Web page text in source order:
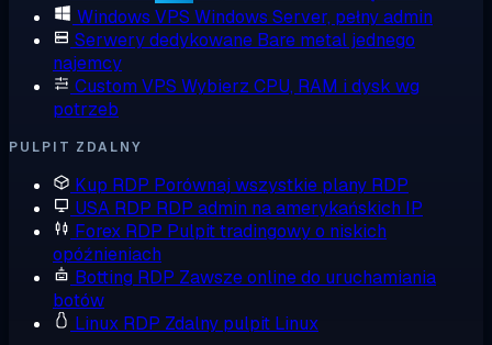
Windows VPS Windows Server, pełny admin
Serwery dedykowane Bare metal jednego
najemcy
Custom VPS Wybierz CPU, RAM i dysk wg
potrzeb
PULPIT ZDALNY
Kup RDP Porównaj wszystkie plany RDP
USA RDP RDP admin na amerykańskich IP
Forex RDP Pulpit tradingowy o niskich
opóźnieniach
Botting RDP Zawsze online do uruchamiania
botów
Linux RDP Zdalny pulpit Linux